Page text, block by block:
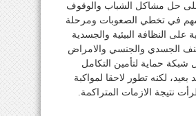
حل مشاكل الشباب والوقوف
في تخطي الصعوبات ومرحلة
على النظافة البيئية والجسدية
الجسدي والجنسي والامراض
شبكة حماية لتأمين التكامل
لكنه تطور لاحقا لمواكبة
نتيجة الازمات المتراكمة.